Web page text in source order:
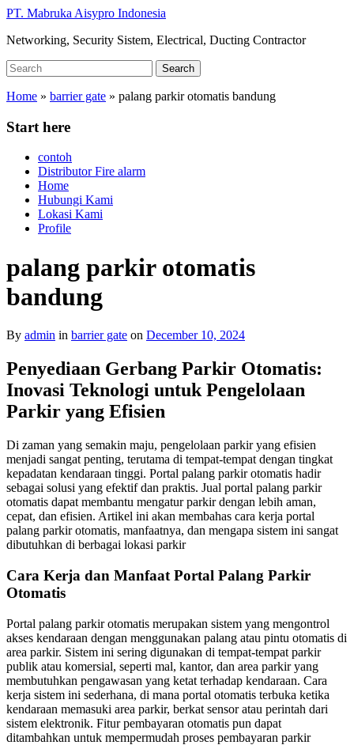
Skip
main
PT. Mabruka Aisypro Indonesia
Networking, Security Sistem, Electrical, Ducting Contractor
Search
for:
Search
Home » barrier gate » palang parkir otomatis bandung
Start here
contoh
Distributor Fire alarm
Home
Hubungi Kami
Lokasi Kami
Profile
palang parkir otomatis
bandung
By admin in barrier gate on December 10, 2024
Penyediaan Gerbang Parkir Otomatis:
Inovasi Teknologi untuk Pengelolaan
Parkir yang Efisien
Di zaman yang semakin maju, pengelolaan parkir yang efisien
menjadi sangat penting, terutama di tempat-tempat dengan tingkat
kepadatan kendaraan tinggi. Portal palang parkir otomatis hadir
sebagai solusi yang efektif dan praktis. Jual portal palang parkir
otomatis dapat membantu mengatur parkir dengan lebih aman,
cepat, dan efisien. Artikel ini akan membahas cara kerja portal
palang parkir otomatis, manfaatnya, dan mengapa sistem ini sangat
dibutuhkan di berbagai lokasi parkir
Cara Kerja dan Manfaat Portal Palang Parkir
Otomatis
Portal palang parkir otomatis merupakan sistem yang mengontrol
akses kendaraan dengan menggunakan palang atau pintu otomatis di
area parkir. Sistem ini sering digunakan di tempat-tempat parkir
publik atau komersial, seperti mal, kantor, dan area parkir yang
membutuhkan pengawasan yang ketat terhadap kendaraan. Cara
kerja sistem ini sederhana, di mana portal otomatis terbuka ketika
kendaraan memasuki area parkir, berkat sensor atau perintah dari
sistem elektronik. Fitur pembayaran otomatis pun dapat
ditambahkan untuk mempermudah proses pembayaran parkir